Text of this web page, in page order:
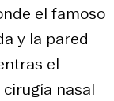
el famoso
y la pared
el
nasal